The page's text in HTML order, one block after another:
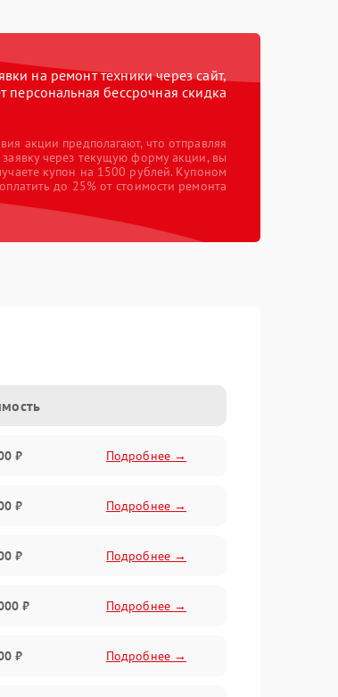
на ремонт техники через сайт,
персональная бессрочная скидка
акции предполагают, что отправляя
заявку через текущую форму акции, вы
купон на 1500 рублей. Купоном
до 25% от стоимости ремонта
₽ Подробнее →
₽ Подробнее →
₽ Подробнее →
₽ Подробнее →
₽ Подробнее →